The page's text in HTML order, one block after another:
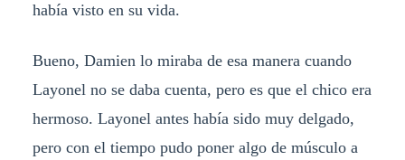
había visto en su vida.
Bueno, Damien lo miraba de esa manera cuando
Layonel no se daba cuenta, pero es que el chico era
hermoso. Layonel antes había sido muy delgado,
pero con el tiempo pudo poner algo de músculo a